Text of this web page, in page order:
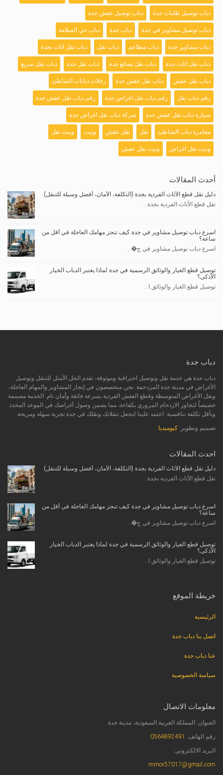
دباب توصيل طلبات جدة دباب توصيل عفش جدة
دباب توصيل مشاوير في جدة دباب جدة دباب حي السلامة
دباب مشاوير جدة دباب مطاعم دباب نقل دباب نقل اثاث بجدة
دباب نقل اثاث جدة دباب نقل بضائع جدة دباب نقل جدة دباب نقل سريع
دباب نقل عفش دباب نقل عفش جدة رحلات دبابات الشاطئ
رقم دباب نقل رقم دباب نقل اغراض جدة رقم دباب نقل عفش جدة
سيارة دباب نقل عفش جدة شركة دباب نقل اغراض جدة
مغامرة دباب الشاطئ نقل نقل عفش ونيت ونيت نقل
ونيت نقل اغراض ونيت نقل عفش
أحدث المقالات
دليل نقل قطع الأثاث الفردية بجدة (التكلفة، الأمان، أفضل وسيلة للتنقل)
نقل قطع الأثاث الفردية بجدة...
اسرع دباب توصيل مشاوير في جدة كيف تنجز مهامك العاجلة في أقل من
ساعة؟
اسرع دباب توصيل مشاوير في ج�...
توصيل قطع الغيار والوثائق الرسمية في جدة لماذا يعتبر الدباب الخيار
الأذكى؟
توصيل قطع الغيار والوثائق ا...
دباب جدة
دباب جدة هي خدمة نقل وتوصيل احترافية وموثوقة، تقدم الحل الأمثل للتنقل وتوصيل
الأغراض في مدينة جدة المزدحمة. نحن متخصصون في إنجاز المشاوير والمهام العاجلة،
ونقل الأغراض المتوسطة وقطع العفش الفردية بسرعة فائقة وأمان تام. الخدمة مصممة
خصيصاً لتجاوز الازدحام المروري بكفاءة، مما يضمن وصول أغراضك في الموعد المحدد
وبأقل تكلفة تنافسية. اعتمد علينا لتجعل تنقلاتك ونقلك في جدة تجربة سهلة ومريحة.
تصميم وتطوير: كيوميديا
احدث المقالات
دليل نقل قطع الأثاث الفردية بجدة (التكلفة، الأمان، أفضل وسيلة للتنقل)
نقل قطع الأثاث الفردية بجدة...
اسرع دباب توصيل مشاوير في جدة كيف تنجز مهامك العاجلة في أقل من
ساعة؟
اسرع دباب توصيل مشاوير في ج�...
توصيل قطع الغيار والوثائق الرسمية في جدة لماذا يعتبر الدباب الخيار
الأذكى؟
توصيل قطع الغيار والوثائق ا...
خريطة الموقع
الرئيسية
اتصل بنا دباب جدة
عنا دباب جدة
سياسة الخصوصية
معلومات الاتصال
العنوان: المملكة العربية السعودية، مدينة جدة
رقم الهاتف: 0564892491
البريد الالكتروني:
mmor57017@gmail.com